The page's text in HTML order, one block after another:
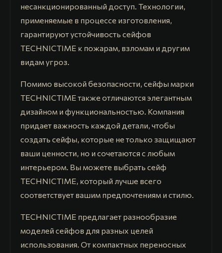
несанкционированный доступ. Технологии,
применяемые в процессе изготовления,
гарантируют устойчивость сейфов
TECHNICTIME к пожарам, взломам и другим
видам угроз.
Помимо высокой безопасности, сейфы марки
TECHNICTIME также отличаются элегантным
дизайном и функциональностью. Компания
придает важность каждой детали, чтобы
создать сейфы, которые не только защищают
ваши ценности, но и сочетаются с любым
интерьером. Вы можете выбрать сейф
TECHNICTIME, который лучше всего
соответствует вашим предпочтениям и стилю.
TECHNICTIME предлагает разнообразие
моделей сейфов для разных целей
использования. От компактных переносных